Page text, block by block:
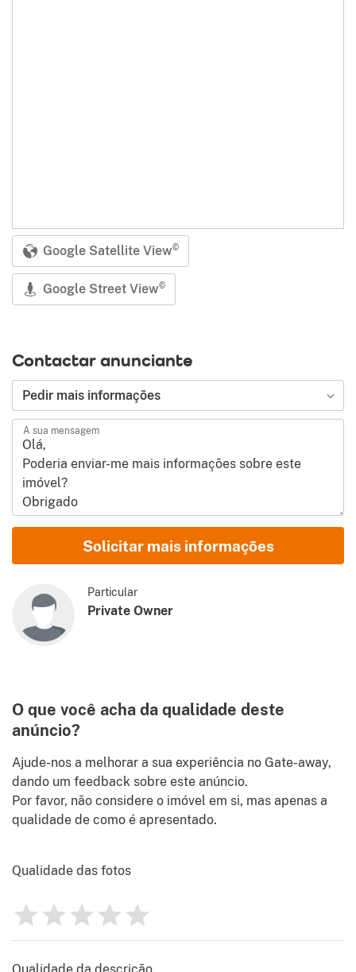
Google Satellite View©
Google Street View©
Contactar anunciante
Tipo de pedido
Pedir mais informações
A sua mensagem
Nome e Sobrenome
E-mail
Telefone (código internacional incluído)
Envie-me por favor as melhores ofertas imobiliárias na Itália,
notícias, conselhos e sugestões de Gate-away.com
utilização
Identify
Solicitar mais informações
Particular
Private Owner
O que você acha da qualidade deste
anúncio?
Ajude-nos a melhorar a sua experiência no Gate-away,
dando um feedback sobre este anúncio.
Por favor, não considere o imóvel em si, mas apenas a
qualidade de como é apresentado.
Qualidade das fotos
Avaliação
0
1 2 3 4 5